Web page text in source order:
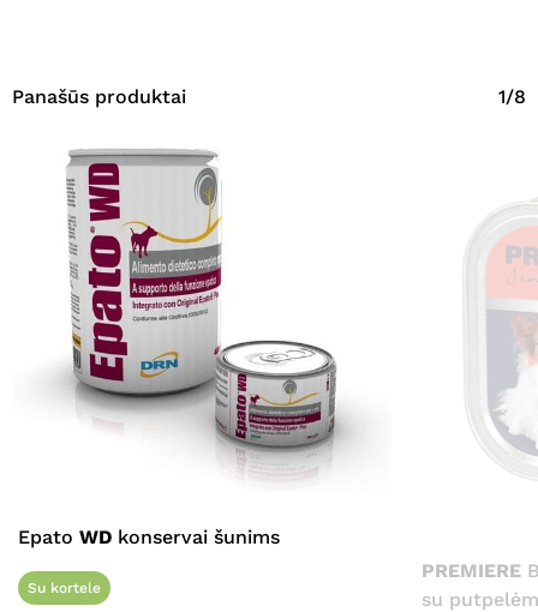
Panašūs produktai 1/8
Epato WD konservai šunims
Su kortele
PREMIERE
su